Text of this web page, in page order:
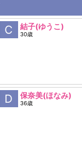
C 結子(ゆうこ)
30歳
D 保奈美(ほなみ)
36歳